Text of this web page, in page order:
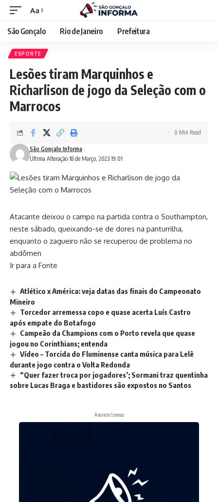
Aa
São Gonçalo Rio de Janeiro Prefeitura
ESPORTE
Lesões tiram Marquinhos e
Richarlison de jogo da Seleção com o
Marrocos
Última Alteração 18 de Março, 2023 19:01
São Gonçalo Informa
0 Min Read
Atacante deixou o campo na partida contra o Southampton,
neste sábado, queixando-se de dores na panturrilha,
enquanto o zagueiro não se recuperou de problema no
abdômen
Ir para a Fonte
Atlético x América: veja datas das finais do Campeonato
Mineiro
Torcedor arremessa copo e quase acerta Luís Castro
após empate do Botafogo
Campeão da Champions com o Porto revela que quase
jogou no Corinthians; entenda
Vídeo – Torcida do Fluminense canta música para Lelê
durante jogo contra o Volta Redonda
“Quer fazer troca por jogadores’; Sormani traz quentinha
sobre Lucas Braga e bastidores são expostos no Santos
Anuncie Conosco